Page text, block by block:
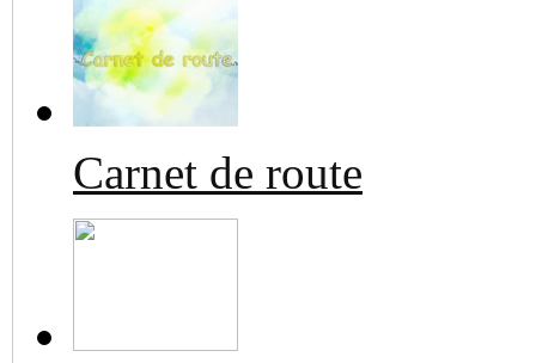
Carnet de route